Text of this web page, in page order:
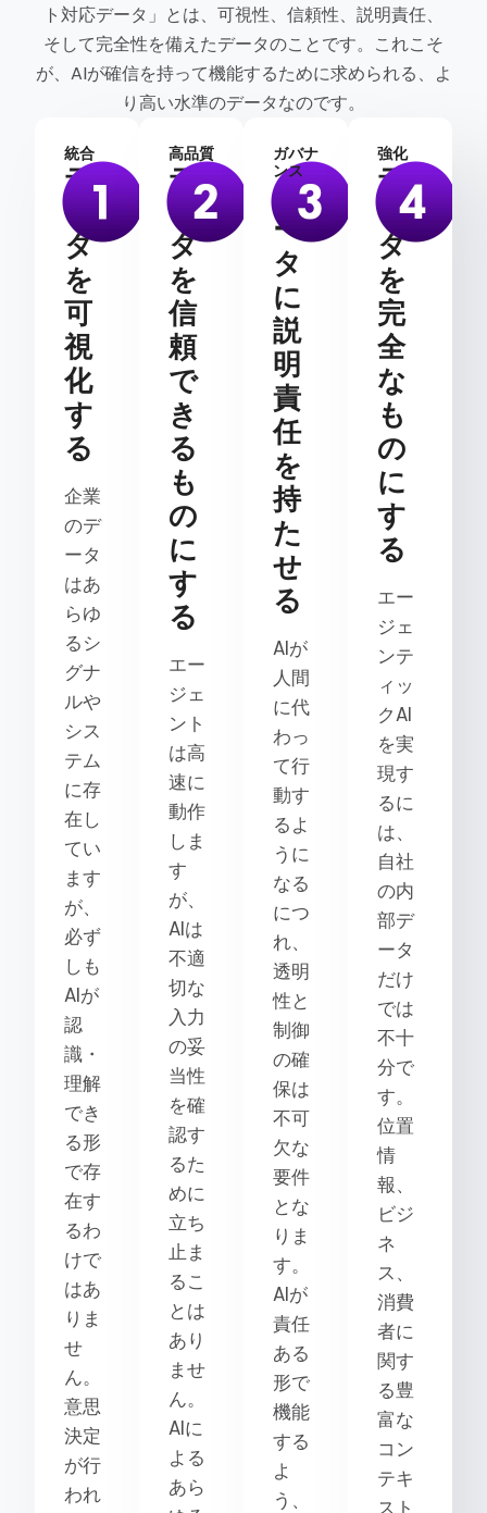
ト対応データ」とは、可視性、信頼性、説明責任、
そして完全性を備えたデータのことです。これこそ
が、AIが確信を持って機能するために求められる、よ
り高い水準のデータなのです。
統合
デ
ー
タ
を
可
視
化
す
る
企業
のデ
ータ
はあ
らゆ
るシ
グナ
ルや
シス
テム
に存
在し
てい
ます
が、
必ず
しも
AIが
認
識・
理解
でき
る形
で存
在す
るわ
けで
はあ
りま
せ
ん。
意思
決定
が行
われ
高品質
デ
ー
タ
を
信
頼
で
き
る
も
の
に
す
る
エー
ジェ
ント
は高
速に
動作
しま
す
が、
AIは
不適
切な
入力
の妥
当性
を確
認す
るた
めに
立ち
止ま
るこ
とは
あり
ませ
ん。
AIに
よる
あら
ガバナ
ンス
デ
ー
タ
に
説
明
責
任
を
持
た
せ
る
AIが
人間
に代
わっ
て行
動す
るよ
うに
なる
につ
れ、
透明
性と
制御
の確
保は
不可
欠な
要件
とな
りま
す。
AIが
責任
ある
形で
機能
する
よ
う、
強化
デ
ー
タ
を
完
全
な
も
の
に
す
る
エー
ジェ
ンテ
ィッ
クAI
を実
現す
るに
は、
自社
の内
部デ
ータ
だけ
では
不十
分で
す。
位置
情
報、
ビジ
ネ
ス、
消費
者に
関す
る豊
富な
コン
テキ